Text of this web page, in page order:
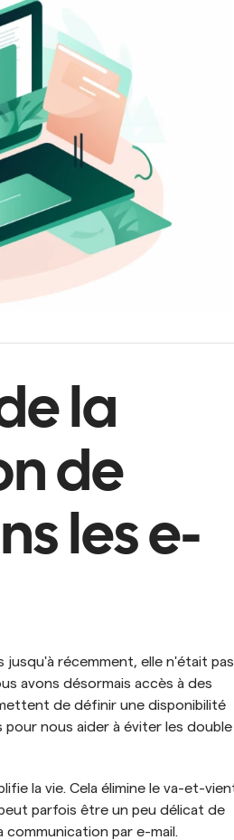
la
de
les e-
jusqu'à récemment, elle n'était pas
avons désormais accès à des
de définir une disponibilité
nous aider à éviter les double
la vie. Cela élimine le va-et-
parfois être un peu délicat de
communication par e-mail.